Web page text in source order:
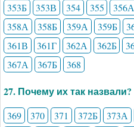
353Б
353В 354 355 356А
358А
358Б 359А 359Б
361В
361Г 362А 362Б
367А
367Б 368
27. Почему их так назвали?
369 370 371 372Б 373А